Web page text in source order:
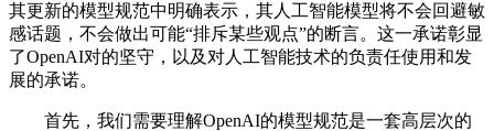
其更新的模型规范中明确表示，其人工智能模型将不会回避敏
感话题，不会做出可能“排斥某些观点”的断言。这一承诺彰显
了OpenAI对的坚守，以及对人工智能技术的负责任使用和发
展的承诺。
首先，我们需要理解OpenAI的模型规范是一套高层次的